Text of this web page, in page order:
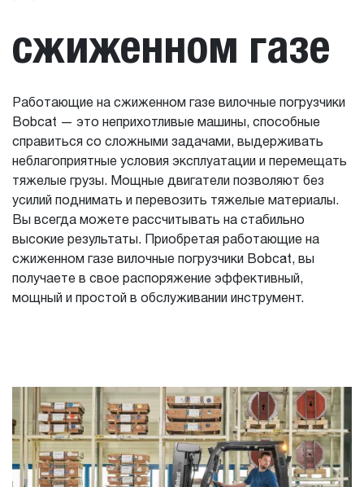
сжиженном газе
Работающие на сжиженном газе вилочные погрузчики
Bobcat — это неприхотливые машины, способные
справиться со сложными задачами, выдерживать
неблагоприятные условия эксплуатации и перемещать
тяжелые грузы. Мощные двигатели позволяют без
усилий поднимать и перевозить тяжелые материалы.
Вы всегда можете рассчитывать на стабильно
высокие результаты. Приобретая работающие на
сжиженном газе вилочные погрузчики Bobcat, вы
получаете в свое распоряжение эффективный,
мощный и простой в обслуживании инструмент.